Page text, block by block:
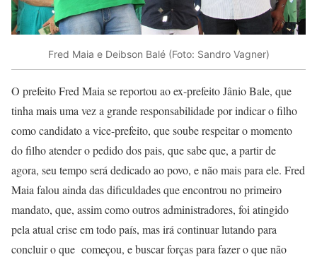
Fred Maia e Deibson Balé (Foto: Sandro Vagner)
O prefeito Fred Maia se reportou ao ex-prefeito Jânio Bale, que
tinha mais uma vez a grande responsabilidade por indicar o filho
como candidato a vice-prefeito, que soube respeitar o momento
do filho atender o pedido dos pais, que sabe que, a partir de
agora, seu tempo será dedicado ao povo, e não mais para ele. Fred
Maia falou ainda das dificuldades que encontrou no primeiro
mandato, que, assim como outros administradores, foi atingido
pela atual crise em todo país, mas irá continuar lutando para
concluir o que começou, e buscar forças para fazer o que não